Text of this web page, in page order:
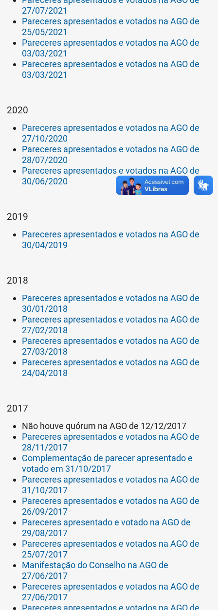
27/07/2021
Pareceres apresentados e votados na AGO de
25/05/2021
Pareceres apresentados e votados na AGO de
03/03/2021
Pareceres apresentados e votados na AGO de
03/03/2021
2020
Pareceres apresentados e votados na AGO de
27/10/2020
Pareceres apresentados e votados na AGO de
28/07/2020
Pareceres apresentados e votados na AGO de
30/06/2020
2019
Pareceres apresentados e votados na AGO de
30/04/2019
2018
Pareceres apresentados e votados na AGO de
30/01/2018
Pareceres apresentados e votados na AGO de
27/02/2018
Pareceres apresentados e votados na AGO de
27/03/2018
Pareceres apresentados e votados na AGO de
24/04/2018
2017
Não houve quórum na AGO de 12/12/2017
Pareceres apresentados e votados na AGO de
28/11/2017
Complementação de parecer apresentado e
votado em 31/10/2017
Pareceres apresentados e votados na AGO de
31/10/2017
Pareceres apresentados e votados na AGO de
26/09/2017
Pareceres apresentado e votado na AGO de
29/08/2017
Pareceres apresentados e votados na AGO de
25/07/2017
Manifestação do Conselho na AGO de
27/06/2017
Pareceres apresentados e votados na AGO de
27/06/2017
Pareceres apresentados e votados na AGO de